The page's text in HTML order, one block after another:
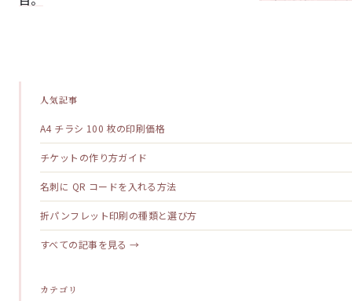
人気記事
A4 チラシ 100 枚の印刷価格
チケットの作り方ガイド
名刺に QR コードを入れる方法
折パンフレット印刷の種類と選び方
すべての記事を見る →
カテゴリ